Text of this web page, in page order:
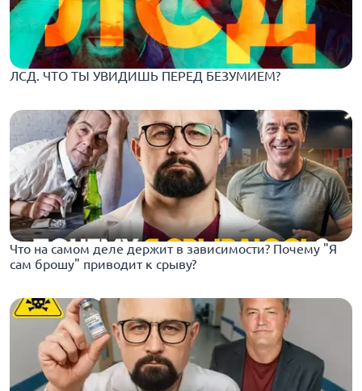
ЛСД. ЧТО ТЫ УВИДИШЬ ПЕРЕД БЕЗУМИЕМ?
Что на самом деле держит в зависимости? Почему "Я
сам брошу" приводит к срыву?